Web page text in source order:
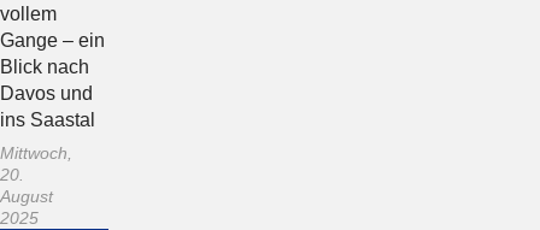
vollem
Gange – ein
Blick nach
Davos und
ins Saastal
Mittwoch,
20.
August
2025